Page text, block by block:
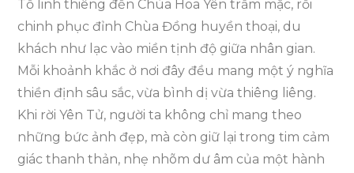
Tổ linh thiêng đến Chùa Hoa Yên trầm mặc, rồi
chinh phục đỉnh Chùa Đồng huyền thoại, du
khách như lạc vào miền tịnh độ giữa nhân gian.
Mỗi khoảnh khắc ở nơi đây đều mang một ý nghĩa
thiền định sâu sắc, vừa bình dị vừa thiêng liêng.
Khi rời Yên Tử, người ta không chỉ mang theo
những bức ảnh đẹp, mà còn giữ lại trong tim cảm
giác thanh thản, nhẹ nhõm dư âm của một hành